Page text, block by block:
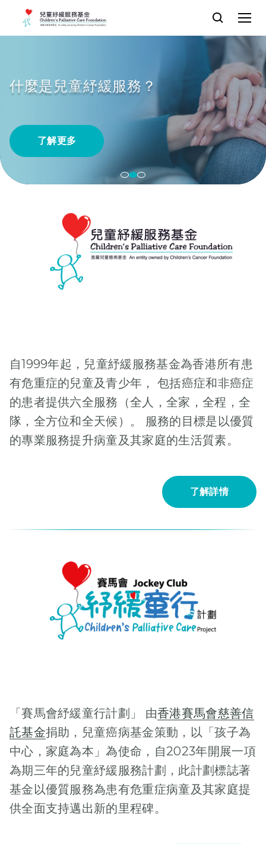
什麼是兒童紓緩服務？
了解更多
自1999年起，兒童紓緩服務基金為香港所有患
有危重症的兒童及青少年， 包括癌症和非癌症
的患者提供六全服務（全人，全家，全程，全
隊，全方位和全天候）。 服務的目標是以優質
的專業服務提升病童及其家庭的生活質素。
了解詳情
「賽馬會紓緩童行計劃」 由香港賽馬會慈善信
託基金捐助，兒童癌病基金策動，以「孩子為
中心，家庭為本」為使命，自2023年開展一項
為期三年的兒童紓緩服務計劃，此計劃標誌著
基金以優質服務為患有危重症病童及其家庭提
供全面支持邁出新的里程碑。